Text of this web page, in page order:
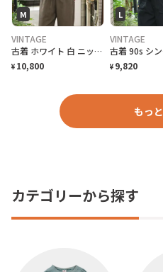
M
VINTAGE
古着 ホワイト 白 ニットポロ ポロシャツ 半袖ポロシャツ プルオーバー
¥ 10,800
L
VINTAGE
¥ 9,820
もっ
カテゴリーから探す